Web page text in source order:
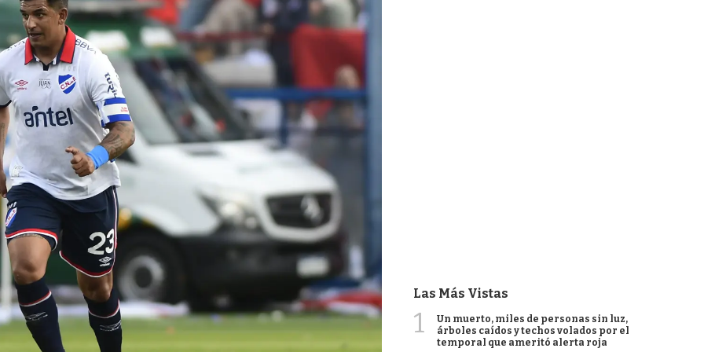
Las Más Vistas
1
Un muerto, miles de personas sin luz,
árboles caídos y techos volados por el
temporal que ameritó alerta roja